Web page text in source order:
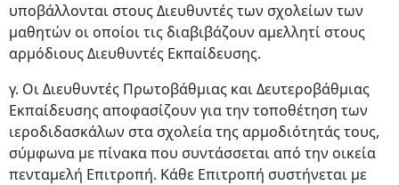
υποβάλλονται στους Διευθυντές των σχολείων των
μαθητών οι οποίοι τις διαβιβάζουν αμελλητί στους
αρμόδιους Διευθυντές Εκπαίδευσης.
γ. Οι Διευθυντές Πρωτοβάθμιας και Δευτεροβάθμιας
Εκπαίδευσης αποφασίζουν για την τοποθέτηση των
ιεροδιδασκάλων στα σχολεία της αρμοδιότητάς τους,
σύμφωνα με πίνακα που συντάσσεται από την οικεία
πενταμελή Επιτροπή. Κάθε Επιτροπή συστήνεται με